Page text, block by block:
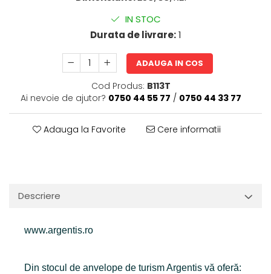
IN STOC
Durata de livrare:1
ADAUGA IN COS
Cod Produs: B113T
Ai nevoie de ajutor? 0750 44 55 77 / 0750 44 33 77
Adauga la Favorite Cere informatii
Descriere
www.argentis.ro
Din stocul de anvelope de turism Argentis vă oferă: